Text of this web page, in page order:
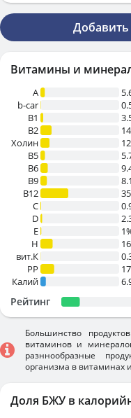
Витамины и
A
b-car
В1
B2
Холин
B5
B6
B9
B12
C
D
E
H
вит.К
PP
Калий
Рейтинг
Большинство
витаминов и
разннообразные
организма в витаминах
Доля БЖУ в